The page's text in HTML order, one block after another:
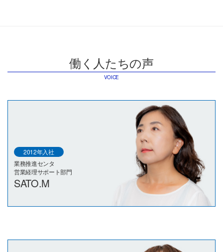
働く人たちの声
VOICE
2012年入社
業務推進センタ
営業経理サポート部門
SATO.M